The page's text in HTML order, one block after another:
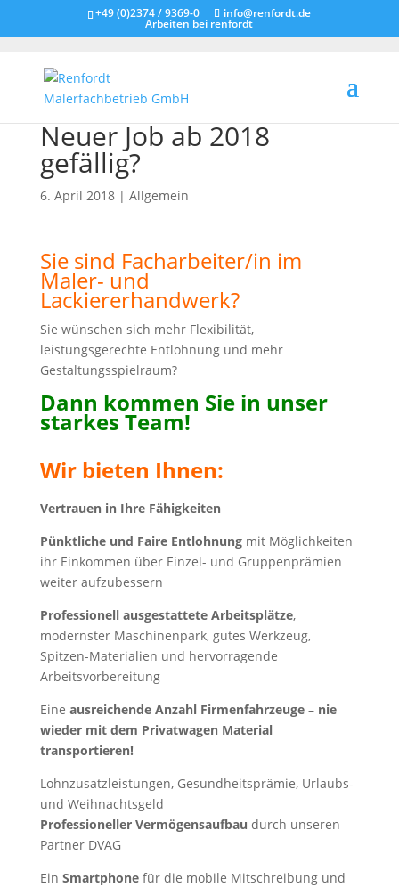
+49 (0)2374 / 9369-0 info@renfordt.de
Arbeiten bei renfordt
Neuer Job ab 2018
gefällig?
6. April 2018| Allgemein
Sie sind Facharbeiter/in im
Maler- und
Lackiererhandwerk?
Sie wünschen sich mehr Flexibilität,
leistungsgerechte Entlohnung und mehr
Gestaltungsspielraum?
Dann kommen Sie in unser
starkes Team!
Wir bieten Ihnen:
Vertrauen in Ihre Fähigkeiten
Pünktliche und Faire Entlohnungmit Möglichkeiten
ihr Einkommen über Einzel- und Gruppenprämien
weiter aufzubessern
Professionell ausgestattete Arbeitsplätze,
modernster Maschinenpark, gutes Werkzeug,
Spitzen-Materialien und hervorragende
Arbeitsvorbereitung
Eine ausreichende Anzahl Firmenfahrzeuge – nie
wieder mit dem Privatwagen Material
transportieren!
Lohnzusatzleistungen, Gesundheitsprämie, Urlaubs-
und Weihnachtsgeld
Professioneller Vermögensaufbau durch unseren
Partner DVAG
Ein Smartphonefür die mobile Mitschreibung und